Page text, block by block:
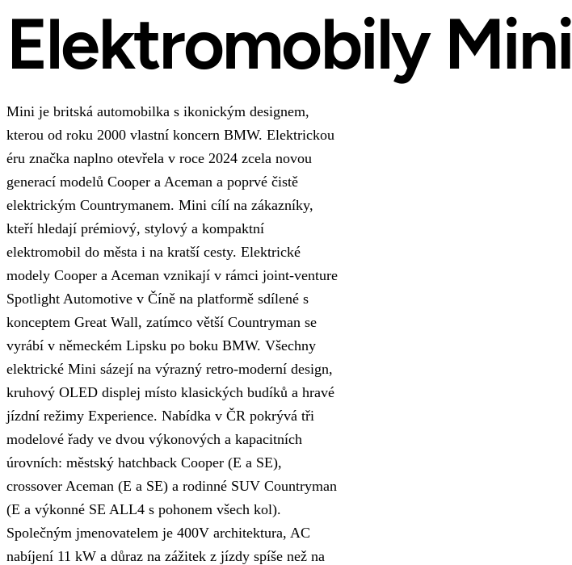
Elektromobily Mini
Mini je britská automobilka s ikonickým designem,
kterou od roku 2000 vlastní koncern BMW. Elektrickou
éru značka naplno otevřela v roce 2024 zcela novou
generací modelů Cooper a Aceman a poprvé čistě
elektrickým Countrymanem. Mini cílí na zákazníky,
kteří hledají prémiový, stylový a kompaktní
elektromobil do města i na kratší cesty. Elektrické
modely Cooper a Aceman vznikají v rámci joint-venture
Spotlight Automotive v Číně na platformě sdílené s
konceptem Great Wall, zatímco větší Countryman se
vyrábí v německém Lipsku po boku BMW. Všechny
elektrické Mini sázejí na výrazný retro-moderní design,
kruhový OLED displej místo klasických budíků a hravé
jízdní režimy Experience. Nabídka v ČR pokrývá tři
modelové řady ve dvou výkonových a kapacitních
úrovních: městský hatchback Cooper (E a SE),
crossover Aceman (E a SE) a rodinné SUV Countryman
(E a výkonné SE ALL4 s pohonem všech kol).
Společným jmenovatelem je 400V architektura, AC
nabíjení 11 kW a důraz na zážitek z jízdy spíše než na